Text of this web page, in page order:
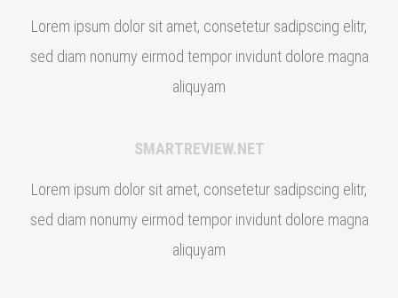
Lorem ipsum dolor sit amet, consetetur sadipscing elitr,
sed diam nonumy eirmod tempor invidunt dolore magna
aliquyam
SMARTREVIEW.NET
Lorem ipsum dolor sit amet, consetetur sadipscing elitr,
sed diam nonumy eirmod tempor invidunt dolore magna
aliquyam